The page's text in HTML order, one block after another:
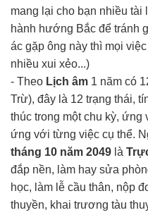
mang lại cho bạn nhiều tài
hành hướng Bắc để tránh
ác gặp ông này thì mọi
nhiều xui xẻo...)
- Theo Lịch âm 1 năm có
Trừ), đây là 12 trạng thái,
thúc trong một chu kỳ,
ứng với từng việc cụ thể.
tháng 10 năm 2049 là
đắp nền, làm hay sửa
học, làm lễ cầu thân, nộp
thuyền, khai trương tàu